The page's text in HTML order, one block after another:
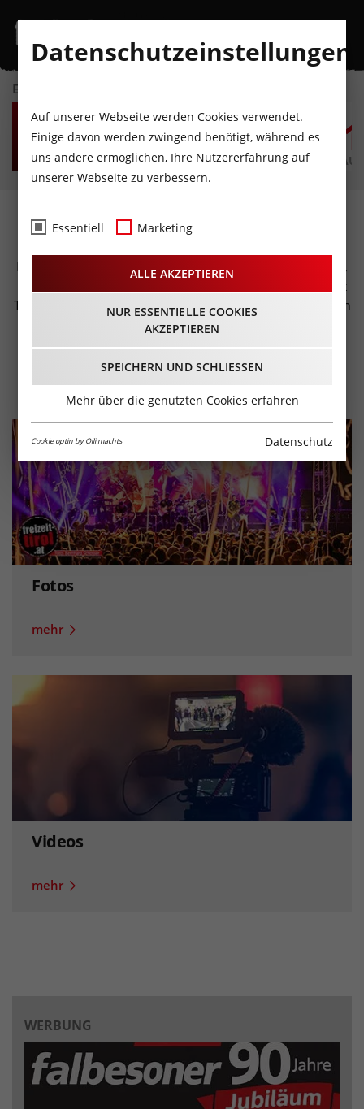
EVENTKALENDER
SA
8
AUGUST
SO
9
AUGUST
MO
10
AUGUST
DI
11
AUGUST
MI
12
AUGUST
Fotos & Videos
Foto und Video: Ganz egal ob Rockkonzert, Club-Party,
Sportevent oder Zirkusshow, wir sind für euch in ganz
Tirol unterwegs und fangen die tolle Stimmung auf den
Tiroler Veranstaltungen zum Durchklicken und
Ansehen ein. Viel Spaß bei den Fotos und Videos auf
Freizeit-Tirol!
Fotos
mehr
Videos
mehr
WERBUNG
Datenschutzeinstellungen
Auf unserer Webseite werden Cookies verwendet.
Einige davon werden zwingend benötigt, während es
uns andere ermöglichen, Ihre Nutzererfahrung auf
unserer Webseite zu verbessern.
Essentiell Marketing
ALLE AKZEPTIEREN
NUR ESSENTIELLE COOKIES
AKZEPTIEREN
SPEICHERN UND SCHLIESSEN
Mehr über die genutzten Cookies erfahren
Cookie optin by Olli machts Datenschutz